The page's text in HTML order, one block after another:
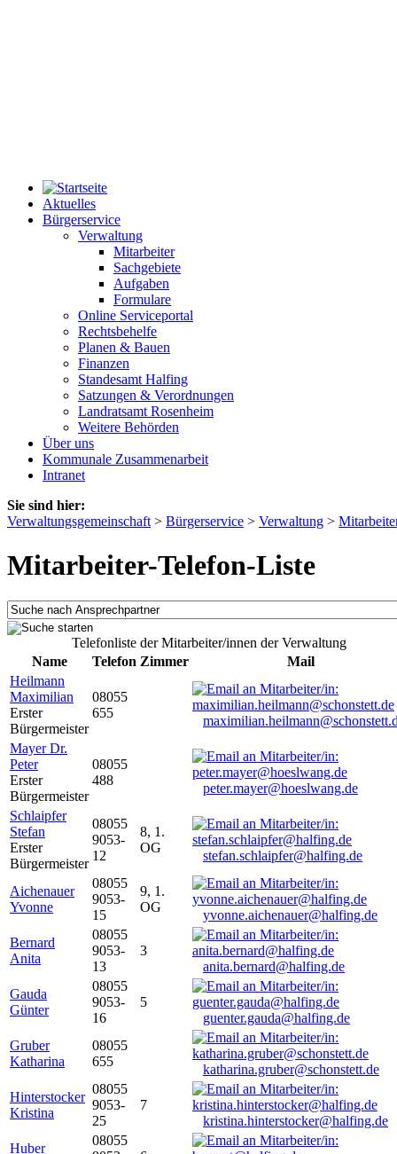
Aktuelles
Bürgerservice
Verwaltung
Mitarbeiter
Sachgebiete
Aufgaben
Formulare
Online Serviceportal
Rechtsbehelfe
Planen & Bauen
Finanzen
Standesamt Halfing
Satzungen & Verordnungen
Landratsamt Rosenheim
Weitere Behörden
Über uns
Kommunale Zusammenarbeit
Intranet
Sie sind hier:
Verwaltungsgemeinschaft > Bürgerservice > Verwaltung >
Mitarbeiter-Telefon-Liste
Telefonliste der Mitarbeiter/innen der Verwaltung
Name
Telefon Zimmer
Mail
Heilmann
Maximilian
Erster
Bürgermeister
08055
655
Mayer Dr.
Peter
Erster
Bürgermeister
08055
488
peter.mayer@hoeslwang.de
Schlaipfer
Stefan
Erster
Bürgermeister
08055
9053-
12
8, 1.
OG
stefan.schlaipfer@halfing.de
Aichenauer
Yvonne
08055
9053-
15
9, 1.
OG
yvonne.aichenauer@halfing.de
Bernard
Anita
08055
9053-
13
3
anita.bernard@halfing.de
Gauda
Günter
08055
9053-
16
5
guenter.gauda@halfing.de
Gruber
Katharina
08055
655
katharina.gruber@schonstett.de
Hinterstocker
Kristina
08055
9053-
25
7
kristina.hinterstocker@halfing.de
Huber
08055